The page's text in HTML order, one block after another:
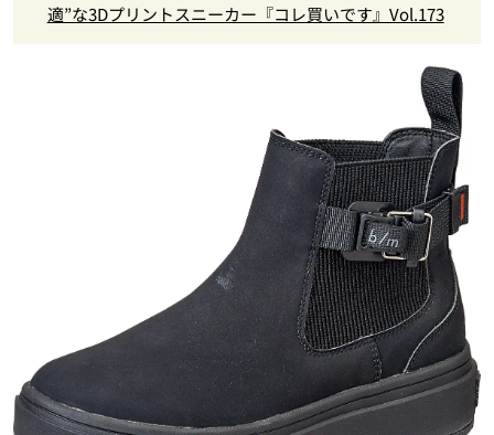
適”な3Dプリントスニーカー『コレ買いです』Vol.173